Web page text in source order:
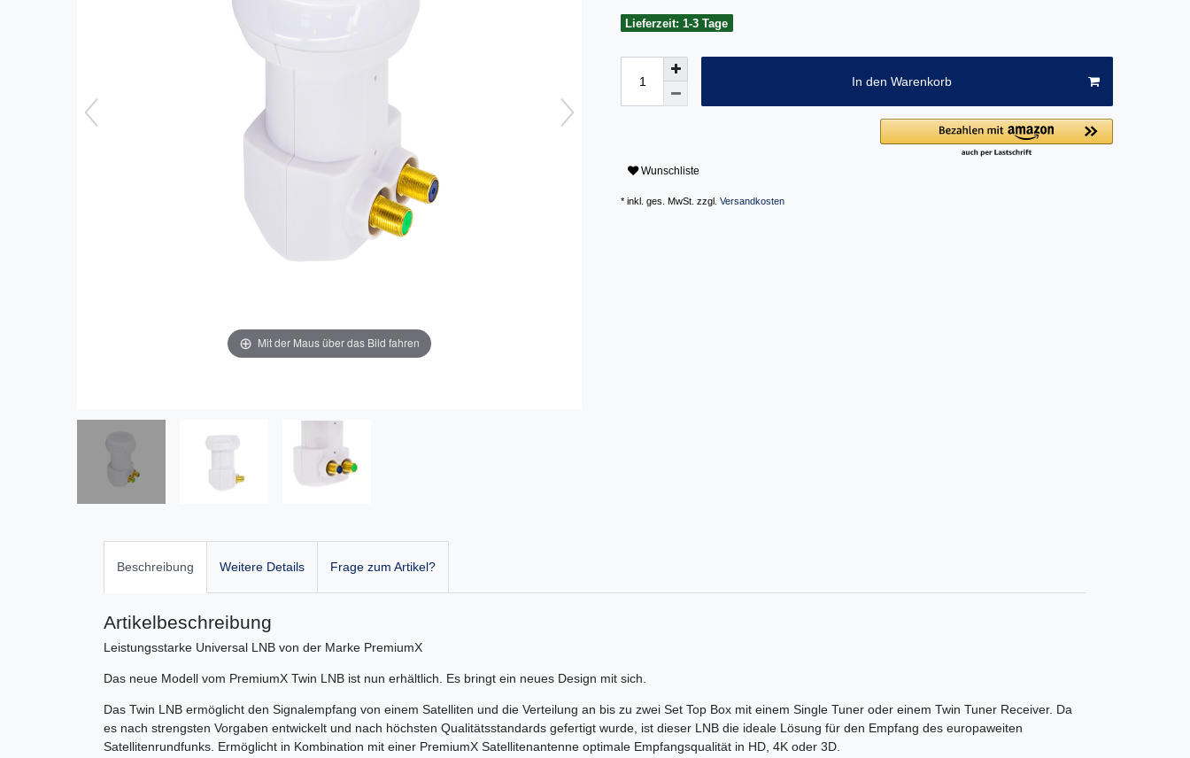
Mit der Maus über das Bild fahren
Lieferzeit: 1-3 Tage
In den Warenkorb
Wunschliste
* inkl. ges. MwSt. zzgl. Versandkosten
Beschreibung Weitere Details Frage zum Artikel?
Artikelbeschreibung
Leistungsstarke Universal LNB von der Marke PremiumX
Das neue Modell vom PremiumX Twin LNB ist nun erhältlich. Es bringt ein neues Design mit sich.
Das Twin LNB ermöglicht den Signalempfang von einem Satelliten und die Verteilung an bis zu zwei Set Top Box mit einem Single Tuner oder einem Twin Tuner Receiver. Da
es nach strengsten Vorgaben entwickelt und nach höchsten Qualitätsstandards gefertigt wurde, ist dieser LNB die ideale Lösung für den Empfang des europaweiten
Satellitenrundfunks. Ermöglicht in Kombination mit einer PremiumX Satellitenantenne optimale Empfangsqualität in HD, 4K oder 3D.